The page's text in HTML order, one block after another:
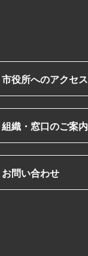
市役所へのアクセス
組織・窓口のご案内
お問い合わせ